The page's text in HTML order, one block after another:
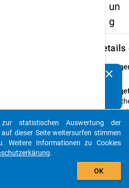
un
g
Details
2
clear
auto_stories
add_shopping_cart
statistischen Auswertung der
dieser Seite weitersurfen stimmen
Weitere Informationen zu Cookies
.
OK